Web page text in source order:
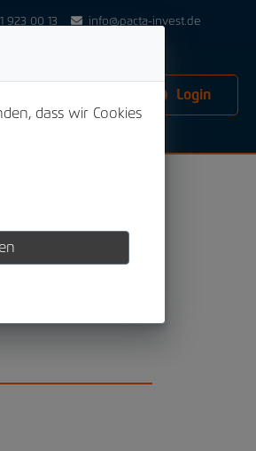
923 00 13 info@pacta-invest.de
Login
von
ungeahnte
dass wir Cookies